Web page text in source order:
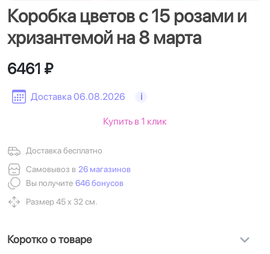
Коробка цветов с 15 розами и
хризантемой на 8 марта
Доставка 06.08.2026 i
6461 ₽
Доставка бесплатно
Самовывоз в 26 магазинов
Вы получите 646 бонусов
Размер 45 х 32 см.
Купить в 1 клик
Коротко о товаре